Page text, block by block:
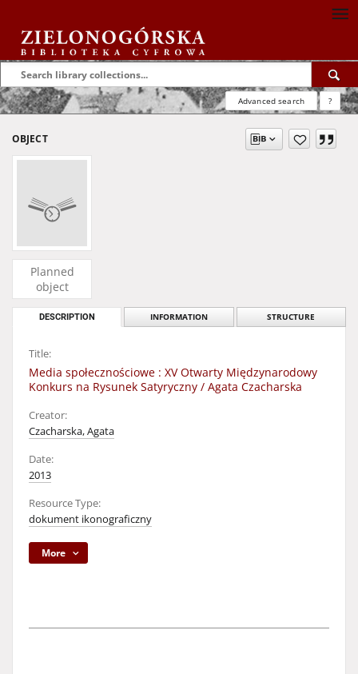
Advanced search ?
OBJECT
Planned
object
DESCRIPTION INFORMATION STRUCTURE
Title:
Media społecznościowe : XV Otwarty Międzynarodowy
Konkurs na Rysunek Satyryczny / Agata Czacharska
Creator:
Czacharska, Agata
Date:
2013
Resource Type:
dokument ikonograficzny
More